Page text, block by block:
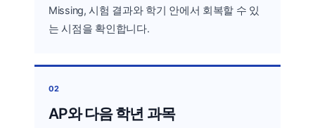
Missing, 시험 결과와 학기 안에서 회복할 수 있
는 시점을 확인합니다.
02
AP와 다음 학년 과목